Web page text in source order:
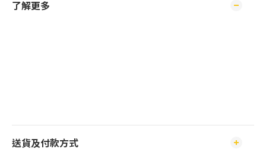
了解更多
送貨及付款方式